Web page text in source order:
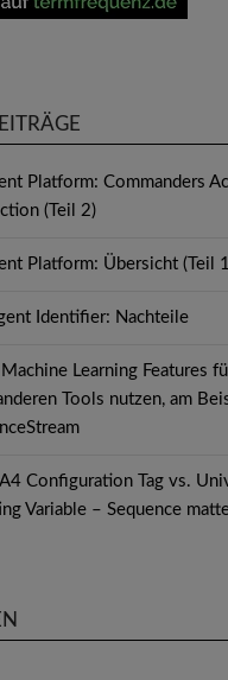
Platform: Commanders
(Teil 2)
Platform: Übersicht (Teil
Identifier: Nachteile
Learning Features
Tools nutzen, am
Configuration Tag vs.
Variable – Sequence